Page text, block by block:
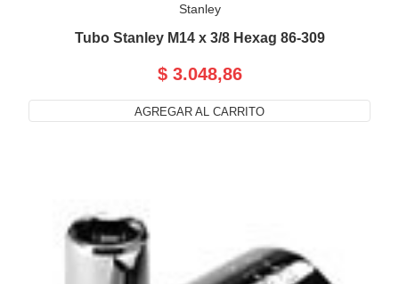
Stanley
Tubo Stanley M14 x 3/8 Hexag 86-309
$ 3.048,86
AGREGAR AL CARRITO